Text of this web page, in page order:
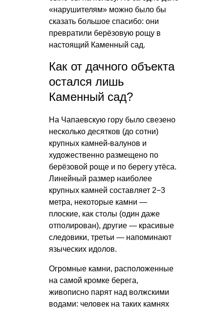
«нарушителям» можно было бы
сказать большое спасибо: они
превратили берёзовую рощу в
настоящий Каменный сад.
Как от дачного объекта
остался лишь
Каменный сад?
На Чапаевскую гору было свезено
несколько десятков (до сотни)
крупных камней-валунов и
художественно размещено по
берёзовой роще и по берегу утёса.
Линейный размер наиболее
крупных камней составляет 2−3
метра, некоторые камни —
плоские, как столы (один даже
отполирован), другие — красивые
следовики, третьи — напоминают
языческих идолов.
Огромные камни, расположенные
на самой кромке берега,
живописно парят над волжскими
водами: человек на таких камнях